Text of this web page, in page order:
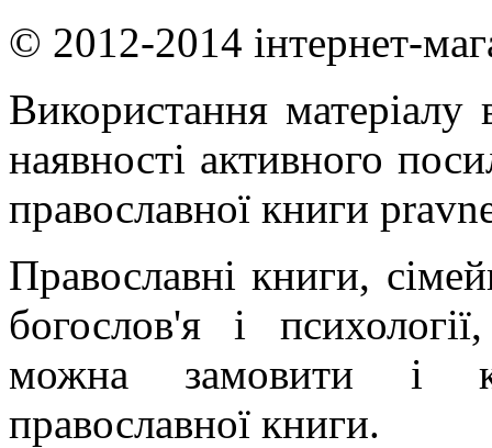
© 2012-2014 інтернет-
Використання матеріалу
наявності активного
православної книги
Православні книги,
богослов'я і
можна замовити і
православної книги.